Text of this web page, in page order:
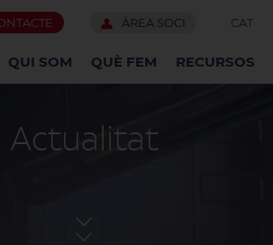
ÀREA SOCI CAT
QUI SOM QUÈ FEM RECURSOS
Actualitat